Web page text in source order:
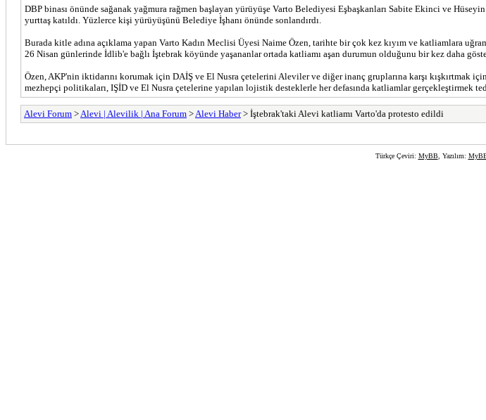
DBP binası önünde sağanak yağmura rağmen başlayan yürüyüşe Varto Belediyesi Eşbaşkanları Sabite Ekinci ve
yurttaş katıldı. Yüzlerce kişi yürüyüşünü Belediye İşhanı önünde sonlandırdı.
Burada kitle adına açıklama yapan Varto Kadın Meclisi Üyesi Naime Özen, tarihte bir çok kez kıyım ve katliamlara
26 Nisan günlerinde İdlib'e bağlı İştebrak köyünde yaşananlar ortada katliamı aşan durumun olduğunu bir kez daha
Özen, AKP'nin iktidarını korumak için DAİŞ ve El Nusra çetelerini Aleviler ve diğer inanç gruplarına karşı kışkırtmak
mezhepçi politikaları, IŞİD ve El Nusra çetelerine yapılan lojistik desteklerle her defasında katliamlar gerçekleştirmek
Alevi Forum > Alevi | Alevilik | Ana Forum > Alevi Haber> İştebrak'taki Alevi katliamı Varto'da protesto edildi
Türkçe Çeviri: MyBB, Yazılım: